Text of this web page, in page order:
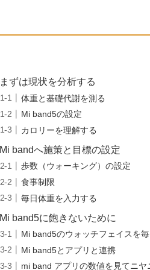
まずは現状を分析する
体重と基礎代謝を測る
Mi band5の設定
カロリーを理解する
Mi bandへ施策と目標の設定
歩数（ウォーキング）の設定
食事制限
毎日体重を入力する
Mi band5に飽きないために
Mi band5のウォッチフェイスを
Mi band5とアプリと連携
mi band アプリの数値を見てニヤ